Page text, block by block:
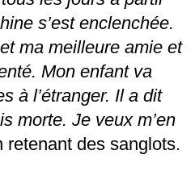
s’est enclenchée.
ma meilleure amie et
Mon enfant va
à l’étranger. Il a dit
morte. Je veux m’en
retenant des sanglots.